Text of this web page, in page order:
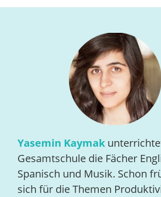
Yasemin Kaymak
Gesamtschule die Fächer
Spanisch und Musik. Schon
sich für die Themen